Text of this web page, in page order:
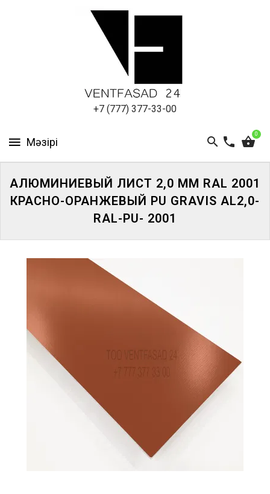
+7 (777) 377-33-00
0
ПАНЕЛИ
АЛЮМИНИЕВЫЙ ЛИСТ 2,0 ММ RAL 2001
КРАСНО-ОРАНЖЕВЫЙ PU GRAVIS AL2,0-
RAL-PU- 2001